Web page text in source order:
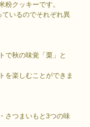
クッキーです。
いるのでそれぞれ異
で秋の味覚「栗」と
を楽しむことができま
さつまいもと3つの味